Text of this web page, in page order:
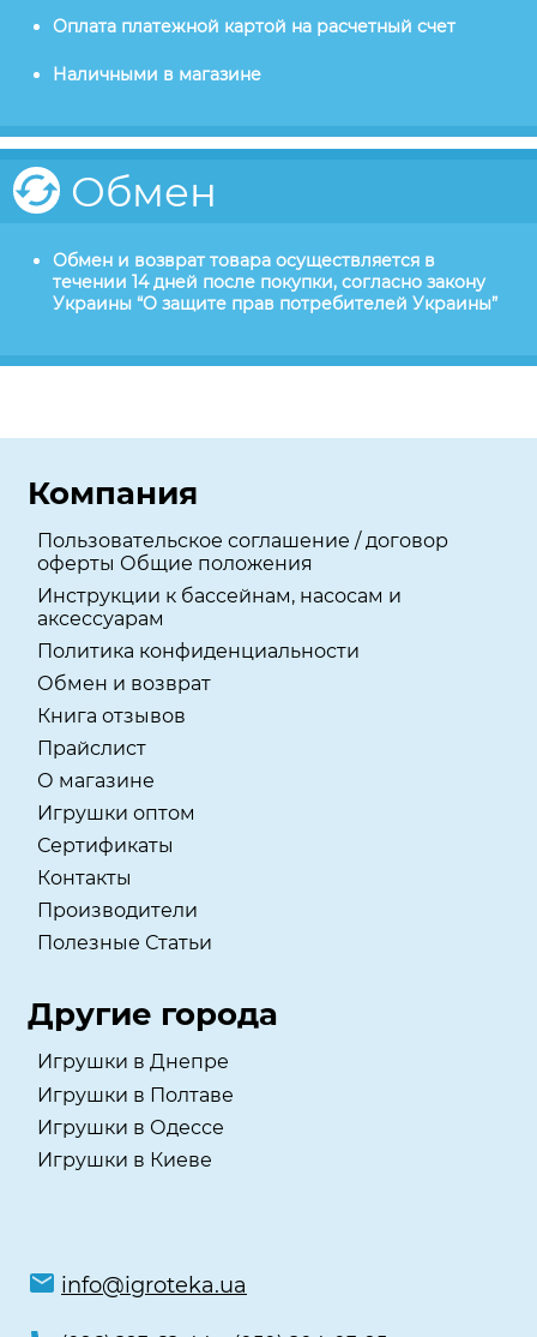
Оплата платежной картой на расчетный счет
Наличными в магазине
Обмен
Обмен и возврат товара осуществляется в
течении 14 дней после покупки, согласно закону
Украины “О защите прав потребителей Украины”
Компания
Пользовательское соглашение / договор
оферты Общие положения
Инструкции к бассейнам, насосам и
аксессуарам
Политика конфиденциальности
Обмен и возврат
Книга отзывов
Прайслист
О магазине
Игрушки оптом
Сертификаты
Контакты
Производители
Полезные Статьи
Другие города
Игрушки в Днепре
Игрушки в Полтаве
Игрушки в Одессе
Игрушки в Киеве
info@igroteka.ua